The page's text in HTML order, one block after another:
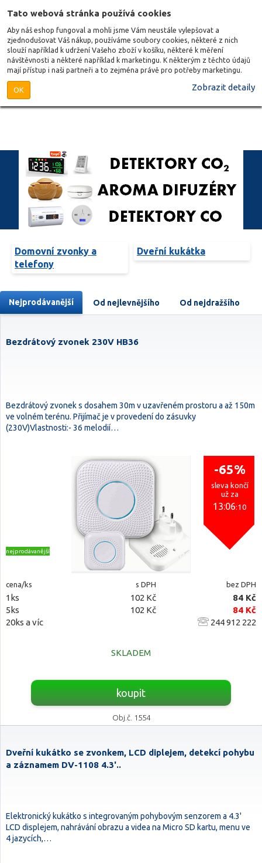
Tato webová stránka používá cookies
Aby náš eshop fungoval a mohli jsme Vám neustále vylepšovat a
zjednodušovat Váš nákup, používáme soubory cookies, některé z nich
slouží například k udržení Vašeho zboží v košíku, některé k měření
návštěvnosti a některé například k marketingu. K některým z těchto údajů
mají přístup i naši partneři a to zejména právě pro potřeby marketingu.
OK Zobrazit detaily
Domovní zvonky a
telefony
Dveřní kukátka
Nejprodávanější Od nejlevnějšího Od nejdražšího
Bezdrátový zvonek 230V HB36
Bezdrátový zvonek s dosahem 30m v uzavřeném prostoru a až 150m
ve volném terénu. Přijímač je v provedení do zásuvky
(230V)Vlastnosti:- 36 melodií…
-65%
sleva končí
už za
13:06:10
nejprodávanější
cena/ks s DPH bez DPH
1ks 102 Kč
84 Kč
5ks
102 Kč
84 Kč
20ks a víc
244 912 222
SKLADEM
koupit
Obj.č. 1554
Dveřní kukátko se zvonkem, LCD diplejem, detekcí pohybu
a záznamem DV-1108 4.3'..
Elektronický kukátko s integrovaným pohybovým senzorem a 4.3'
LCD displejem, nahrávání obrazu a videa na Micro SD kartu, menu ve
4 jazycích,…